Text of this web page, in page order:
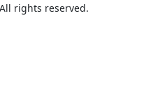
rights reserved.